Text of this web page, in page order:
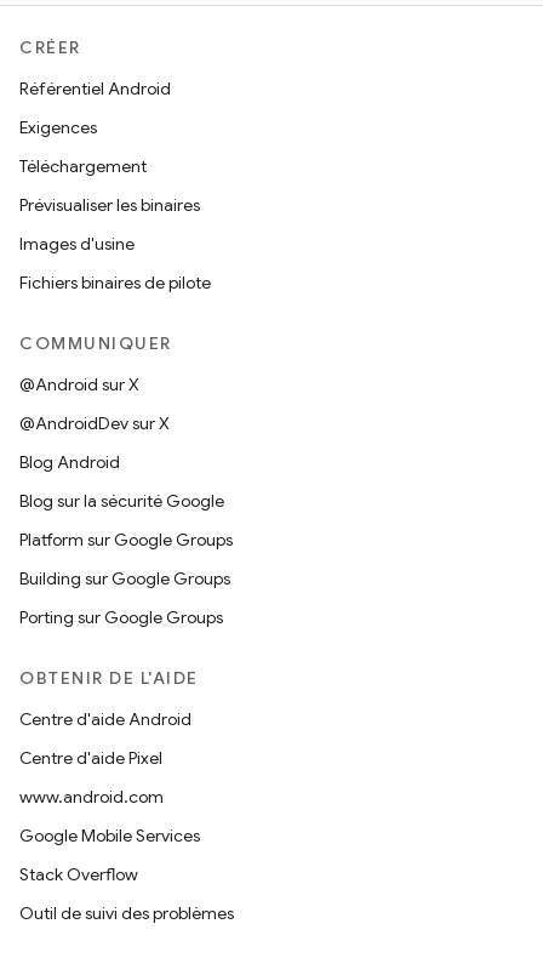
CRÉER
Référentiel Android
Exigences
Téléchargement
Prévisualiser les binaires
Images d'usine
Fichiers binaires de pilote
COMMUNIQUER
@Android sur X
@AndroidDev sur X
Blog Android
Blog sur la sécurité Google
Platform sur Google Groups
Building sur Google Groups
Porting sur Google Groups
OBTENIR DE L'AIDE
Centre d'aide Android
Centre d'aide Pixel
www.android.com
Google Mobile Services
Stack Overflow
Outil de suivi des problèmes